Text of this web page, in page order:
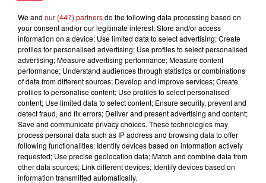
Gagnez vos entrées pour le
Musée du Sport Automobile au
Mans !
Alouette vous invite à
Futuroscope Xperiences !
We and our (447) partnersdo the following data processing based on
your consent and/or our legitimate interest: Store and/or access
information on a device; Use limited data to select advertising; Create
profiles for personalised advertising; Use profiles to select personalised
advertising; Measure advertising performance; Measure content
performance; Understand audiences through statistics or combinations
of data from different sources; Develop and improve services; Create
profiles to personalise content; Use profiles to select personalised
content; Use limited data to select content; Ensure security, prevent and
detect fraud, and fix errors; Deliver and present advertising and content;
Save and communicate privacy choices. These technologies may
process personal data such as IP address and browsing data to offer
following functionalities: Identify devices based on information actively
requested; Use precise geolocation data; Match and combine data from
other data sources; Link different devices; Identify devices based on
information transmitted automatically.